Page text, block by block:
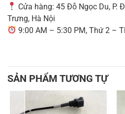
Cửa hàng: 45 Đỗ Ngọc Du, P.
Trưng, Hà Nội
9:00 AM – 5:30 PM, Thứ 2 –
SẢN PHẨM TƯƠNG TỰ